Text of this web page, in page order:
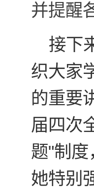
并提醒
接下
织大家
的重要
届四次
题"制
她特别